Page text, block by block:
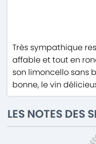
Très sympathique
affable et tout en
son limoncello sans
bonne, le vin
LES NOTES DES